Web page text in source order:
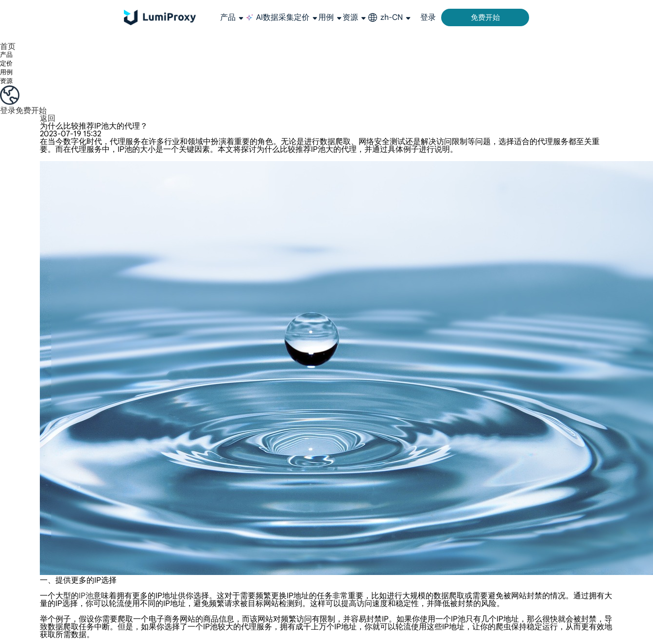
产品 AI数据采集定价 用例 资源 zh-CN 登录 免费开始
首页
产品
定价
用例
资源
登录免费开始
返回
为什么比较推荐IP池大的代理？
2023-07-19 15:32
在当今数字化时代，代理服务在许多行业和领域中扮演着重要的角色。无论是进行数据爬取、网络安全测试还是解决访问限制等问题，选择适合的代理服务都至关重
要。而在代理服务中，IP池的大小是一个关键因素。本文将探讨为什么比较推荐IP池大的代理，并通过具体例子进行说明。
一、提供更多的IP选择
一个大型的IP池意味着拥有更多的IP地址供你选择。这对于需要频繁更换IP地址的任务非常重要，比如进行大规模的数据爬取或需要避免被网站封禁的情况。通过拥有大
量的IP选择，你可以轮流使用不同的IP地址，避免频繁请求被目标网站检测到。这样可以提高访问速度和稳定性，并降低被封禁的风险。
举个例子，假设你需要爬取一个电子商务网站的商品信息，而该网站对频繁访问有限制，并容易封禁IP。如果你使用一个IP池只有几个IP地址，那么很快就会被封禁，导
致数据爬取任务中断。但是，如果你选择了一个IP池较大的代理服务，拥有成千上万个IP地址，你就可以轮流使用这些IP地址，让你的爬虫保持稳定运行，从而更有效地
获取所需数据。